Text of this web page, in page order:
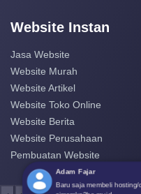
Website Instan
Jasa Website
Website Murah
Website Artikel
Website Toko Online
Website Berita
Website Perusahaan
Pembuatan Website
Adam Fajar
Baru saja membeli hosting/